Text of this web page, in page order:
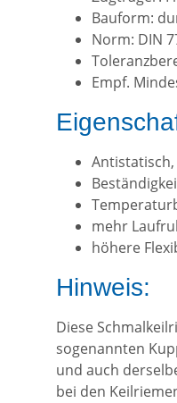
Bauform:
Norm: DIN
Empf.
mehr
höhere
Hinweis:
Diese
sogenannten
und auch
bei den